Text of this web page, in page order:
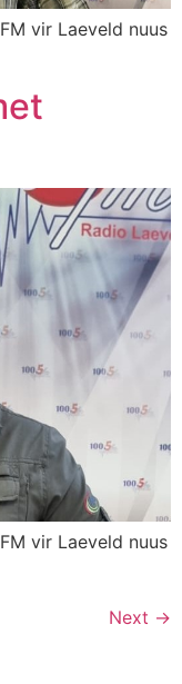
vir Laeveld nuus
vir Laeveld nuus
Next →